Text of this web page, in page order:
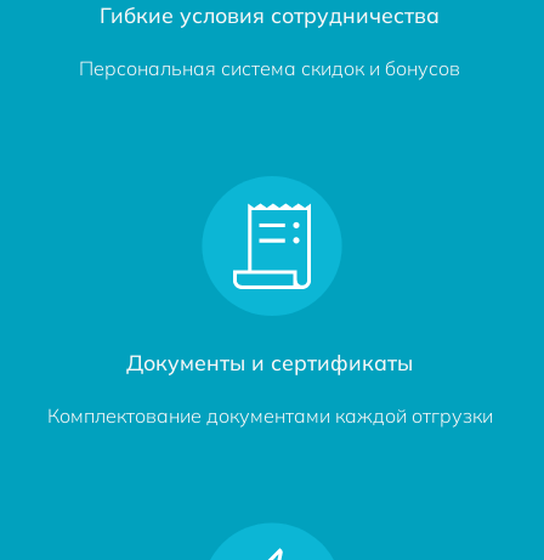
Гибкие условия сотрудничества
Персональная система скидок и бонусов
Документы и сертификаты
Комплектование документами каждой отгрузки